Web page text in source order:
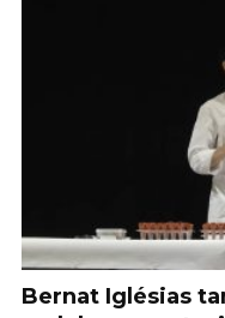
Bernat Iglésias